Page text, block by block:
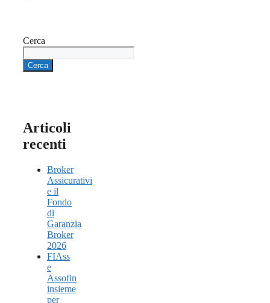
Cerca
Cerca
Articoli
recenti
Broker
Assicurativi
e il
Fondo
di
Garanzia
Broker
2026
FIAss
e
Assofin
insieme
per